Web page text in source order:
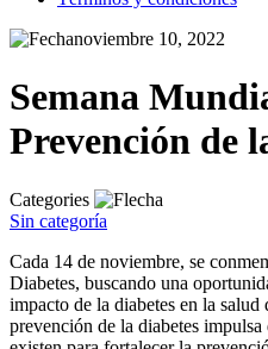
noviembre 10, 2022
Semana
Prevención de
Categories
Sin categoría
Cada 14 de noviembre, se
Diabetes, buscando una
impacto de la diabetes en la salud
prevención de la diabetes